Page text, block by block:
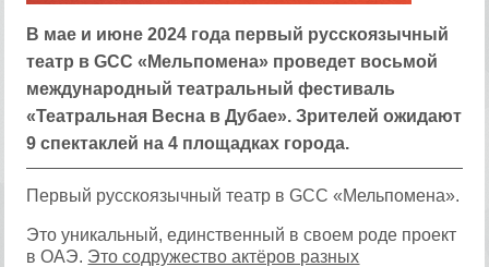
В мае и июне 2024 года первый русскоязычный
театр в GCC «Мельпомена» проведет восьмой
международный театральный фестиваль
«Театральная Весна в Дубае». Зрителей ожидают
9 спектаклей на 4 площадках города.
Первый русскоязычный театр в GCC «Мельпомена».
Это уникальный, единственный в своем роде проект
в ОАЭ. Это содружество актёров разных